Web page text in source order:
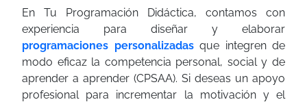
En Tu Programación Didáctica, contamos con
experiencia para diseñar y elaborar
programaciones personalizadasque integren de
modo eficaz la competencia personal, social y de
aprender a aprender (CPSAA). Si deseas un apoyo
profesional para incrementar la motivación y el